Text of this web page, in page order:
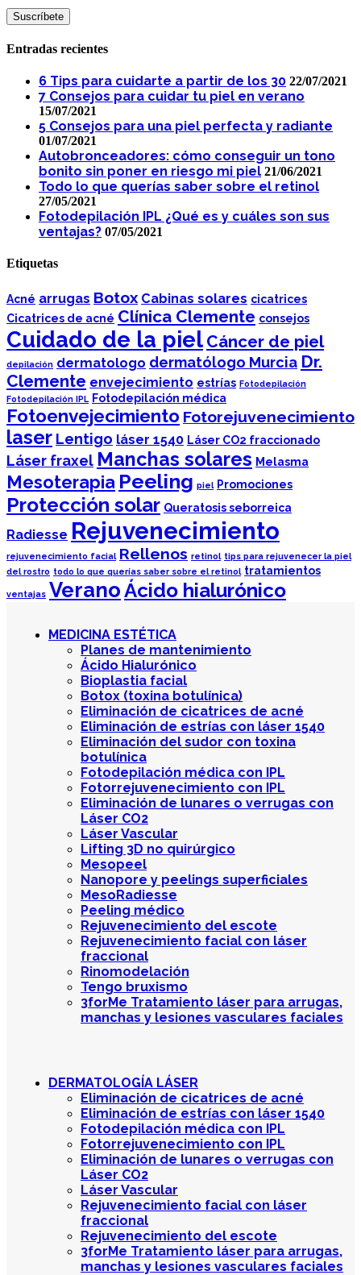
Entradas recientes
6 Tips para cuidarte a partir de los 30 22/07/2021
7 Consejos para cuidar tu piel en verano
15/07/2021
5 Consejos para una piel perfecta y radiante
01/07/2021
Autobronceadores: cómo conseguir un tono
bonito sin poner en riesgo mi piel 21/06/2021
Todo lo que querías saber sobre el retinol
27/05/2021
Fotodepilación IPL ¿Qué es y cuáles son sus
ventajas? 07/05/2021
Etiquetas
Acné arrugas Botox Cabinas solares cicatrices
Cicatrices de acné Clínica Clemente consejos
Cuidado de la piel Cáncer de piel
depilación dermatologo dermatólogo Murcia Dr.
Clemente envejecimiento estrías Fotodepilación
Fotodepilación IPL Fotodepilación médica
Fotoenvejecimiento Fotorejuvenecimiento
laser Lentigo láser 1540 Láser CO2 fraccionado
Láser fraxel Manchas solares Melasma
Mesoterapia Peeling piel Promociones
Protección solar Queratosis seborreica
Radiesse Rejuvenecimiento
rejuvenecimiento facial Rellenos retinol tips para rejuvenecer la piel
del rostro todo lo que querías saber sobre el retinol tratamientos
ventajas VeranoÁcido hialurónico
MEDICINA ESTÉTICA
Planes de mantenimiento
Ácido Hialurónico
Bioplastia facial
Botox (toxina botulínica)
Eliminación de cicatrices de acné
Eliminación de estrías con láser 1540
Eliminación del sudor con toxina
botulínica
Fotodepilación médica con IPL
Fotorrejuvenecimiento con IPL
Eliminación de lunares o verrugas con
Láser CO2
Láser Vascular
Lifting 3D no quirúrgico
Mesopeel
Nanopore y peelings superficiales
MesoRadiesse
Peeling médico
Rejuvenecimiento del escote
Rejuvenecimiento facial con láser
fraccional
Rinomodelación
Tengo bruxismo
3forMe Tratamiento láser para arrugas,
manchas y lesiones vasculares faciales
DERMATOLOGÍA LÁSER
Eliminación de cicatrices de acné
Eliminación de estrías con láser 1540
Fotodepilación médica con IPL
Fotorrejuvenecimiento con IPL
Eliminación de lunares o verrugas con
Láser CO2
Láser Vascular
Rejuvenecimiento facial con láser
fraccional
Rejuvenecimiento del escote
3forMe Tratamiento láser para arrugas,
manchas y lesiones vasculares faciales